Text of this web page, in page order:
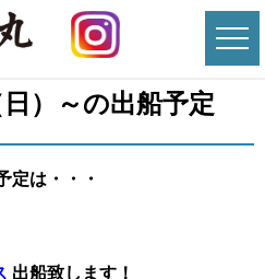
）～の出船予定
定は・・・
出船致します！